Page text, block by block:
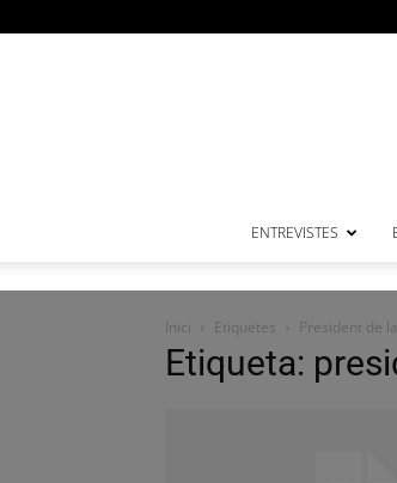
ENTREVISTES
Inici Etiquetes President de
Etiqueta: